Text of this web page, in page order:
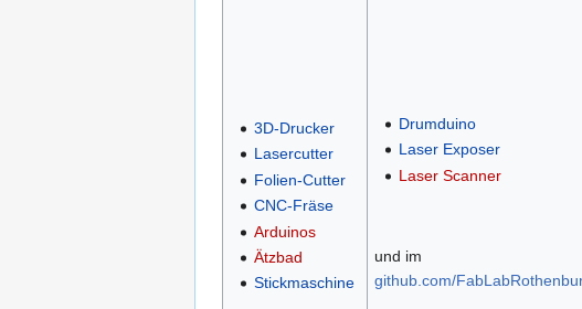
3D-Drucker
Lasercutter
Folien-Cutter
CNC-Fräse
Arduinos
Ätzbad
Stickmaschine
Drumduino
Laser Exposer
Laser Scanner
und im
github.com/